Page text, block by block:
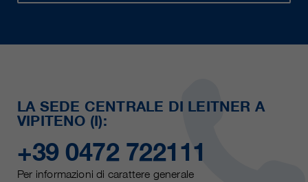
LA SEDE CENTRALE DI LEITNER A
VIPITENO (I):
+39 0472 722111
Per informazioni di carattere generale